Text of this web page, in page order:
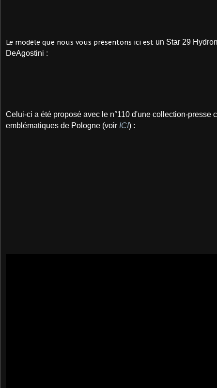
Le modèle que nous vous présentons ici est un Star 29
DeAgostini :
Celui-ci a été proposé avec le n°110 d'une collection-presse
emblématiques de Pologne (voir ICI) :